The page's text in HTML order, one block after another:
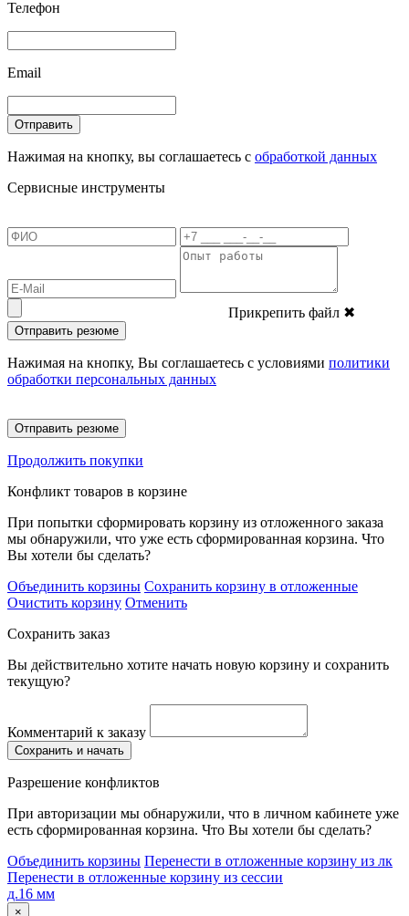
Телефон
Email
Отправить
Нажимая на кнопку, вы соглашаетесь с обработкой данных
Сервисные инструменты
Прикрепить файл ✖
Отправить резюме
Нажимая на кнопку, Вы соглашаетесь с условиями политики
обработки персональных данных
Отправить резюме
Продолжить покупки
Конфликт товаров в корзине
При попытки сформировать корзину из отложенного заказа
мы обнаружили, что уже есть сформированная корзина. Что
Вы хотели бы сделать?
Объединить корзины Сохранить корзину в отложенные
Очистить корзину Отменить
Сохранить заказ
Вы действительно хотите начать новую корзину и сохранить
текущую?
Комментарий к заказу
Сохранить и начать
Разрешение конфликтов
При авторизации мы обнаружили, что в личном кабинете уже
есть сформированная корзина. Что Вы хотели бы сделать?
Объединить корзины Перенести в отложенные корзину из лк
Перенести в отложенные корзину из сессии
д.16 мм
×